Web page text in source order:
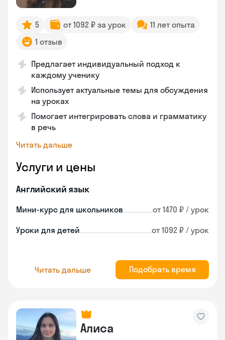
5 от 1092 ₽ за урок
11 лет опыта
1 отзыв
Предлагает индивидуальный подход к
каждому ученику
Использует актуальные темы для обсуждения
на уроках
Помогает интегрировать слова и грамматику
в речь
Читать дальше
Услуги и цены
Английский язык
Мини-курс для школьников от 1470 ₽ / урок
Уроки для детей от 1092 ₽ / урок
Читать дальше Подобрать время
Алиса